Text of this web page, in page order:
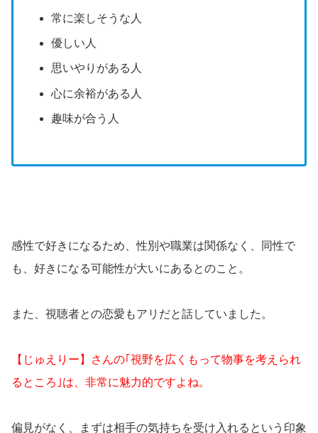
常に楽しそうな人
優しい人
思いやりがある人
心に余裕がある人
趣味が合う人
感性で好きになるため、性別や職業は関係なく、同性で
も、好きになる可能性が大いにあるとのこと。
また、視聴者との恋愛もアリだと話していました。
【じゅえりー】さんの｢視野を広くもって物事を考えられ
るところ｣は、非常に魅力的ですよね。
偏見がなく、まずは相手の気持ちを受け入れるという印象